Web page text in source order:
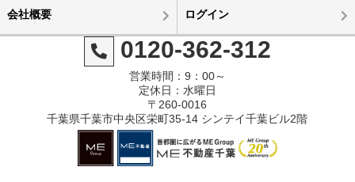
会社概要 ログイン
0120-362-312
営業時間：9：00～
定休日：水曜日
〒260-0016
千葉県千葉市中央区栄町35-14 シンテイ千葉ビル2階